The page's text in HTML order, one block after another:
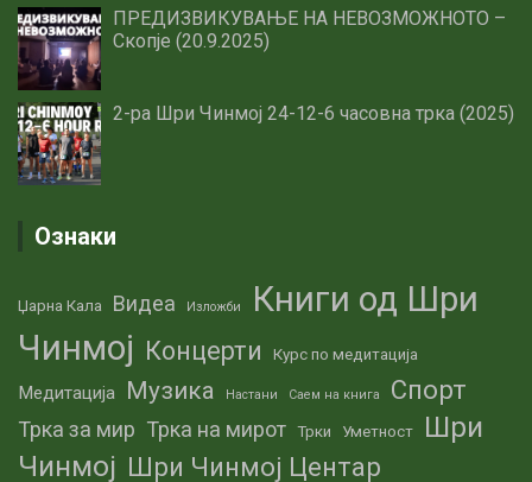
ПРЕДИЗВИКУВАЊЕ НА НЕВОЗМОЖНОТО –
Скопје (20.9.2025)
2-ра Шри Чинмој 24-12-6 часовна трка (2025)
Ознаки
Џарна Кала Видеа Изложби
Книги од Шри
Чинмој Концерти Курс по медитација
Медитација Музика Настани Саем на книга Спорт
Трка за мир Трка на мирот Трки Уметност
Шри
Чинмој Шри Чинмој Центар